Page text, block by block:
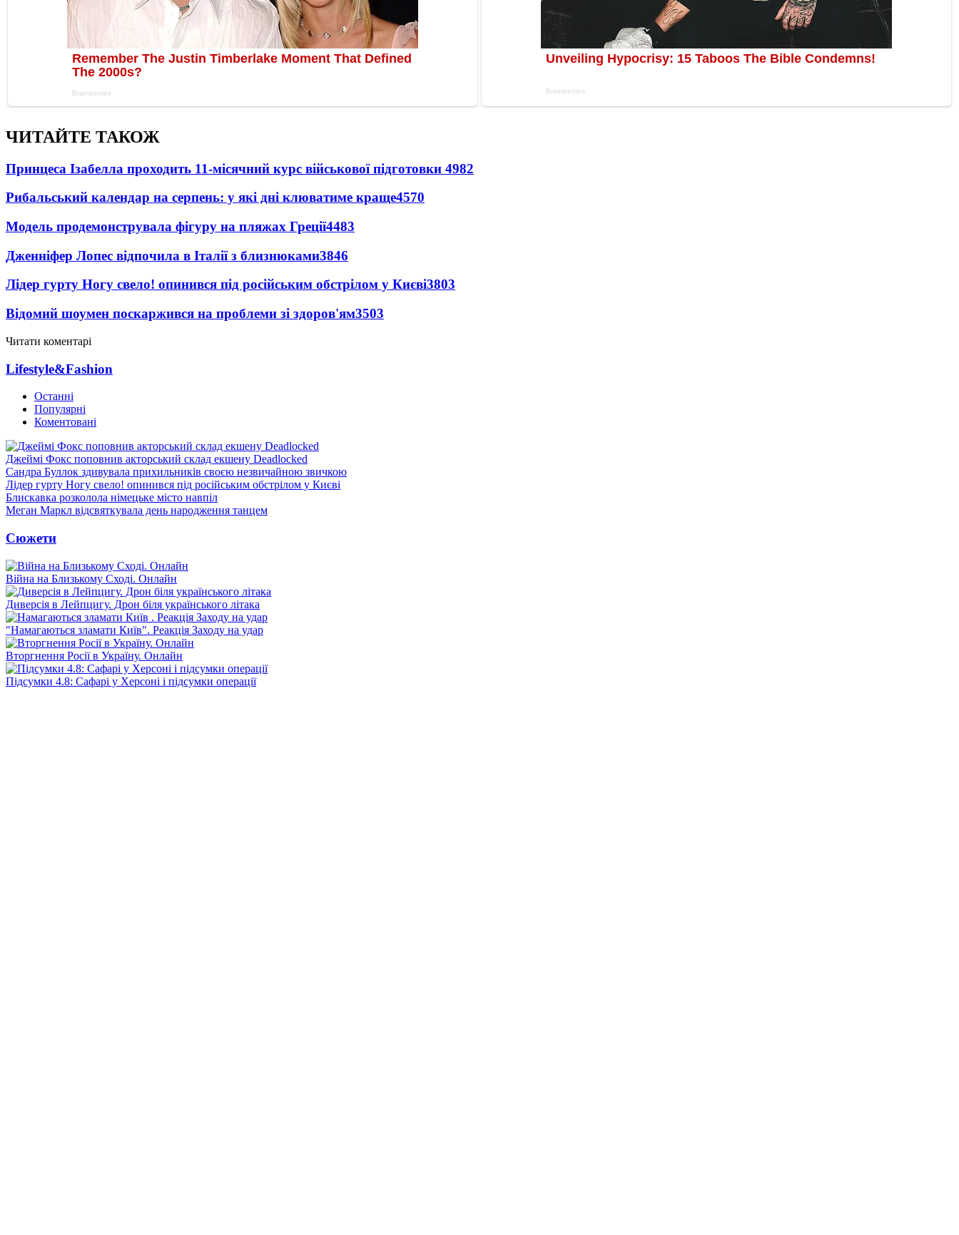
ЧИТАЙТЕ ТАКОЖ
Принцеса Ізабелла проходить 11-місячний курс військової підготовки 4982
Рибальський календар на серпень: у які дні клюватиме краще4570
Модель продемонструвала фігуру на пляжах Греції4483
Дженніфер Лопес відпочила в Італії з близнюками3846
Лідер гурту Ногу свело! опинився під російським обстрілом у Києві3803
Відомий шоумен поскаржився на проблеми зі здоров'ям3503
Читати коментарі
Lifestyle&Fashion
Останні
Популярні
Коментовані
Джеймі Фокс поповнив акторський склад екшену Deadlocked
Сандра Буллок здивувала прихильників своєю незвичайною звичкою
Лідер гурту Ногу свело! опинився під російським обстрілом у Києві
Блискавка розколола німецьке місто навпіл
Меган Маркл відсвяткувала день народження танцем
Сюжети
Війна на Близькому Сході. Онлайн
Диверсія в Лейпцигу. Дрон біля українського літака
"Намагаються зламати Київ". Реакція Заходу на удар
Вторгнення Росії в Україну. Онлайн
Підсумки 4.8: Сафарі у Херсоні і підсумки операції